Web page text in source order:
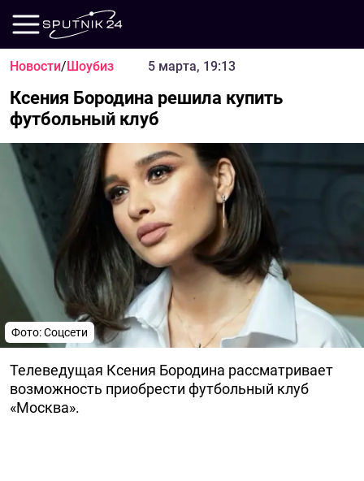
Новости/Шоубиз 5 марта, 19:13
Ксения Бородина решила купить
футбольный клуб
Фото: Соцсети
Телеведущая Ксения Бородина рассматривает
возможность приобрести футбольный клуб
«Москва».